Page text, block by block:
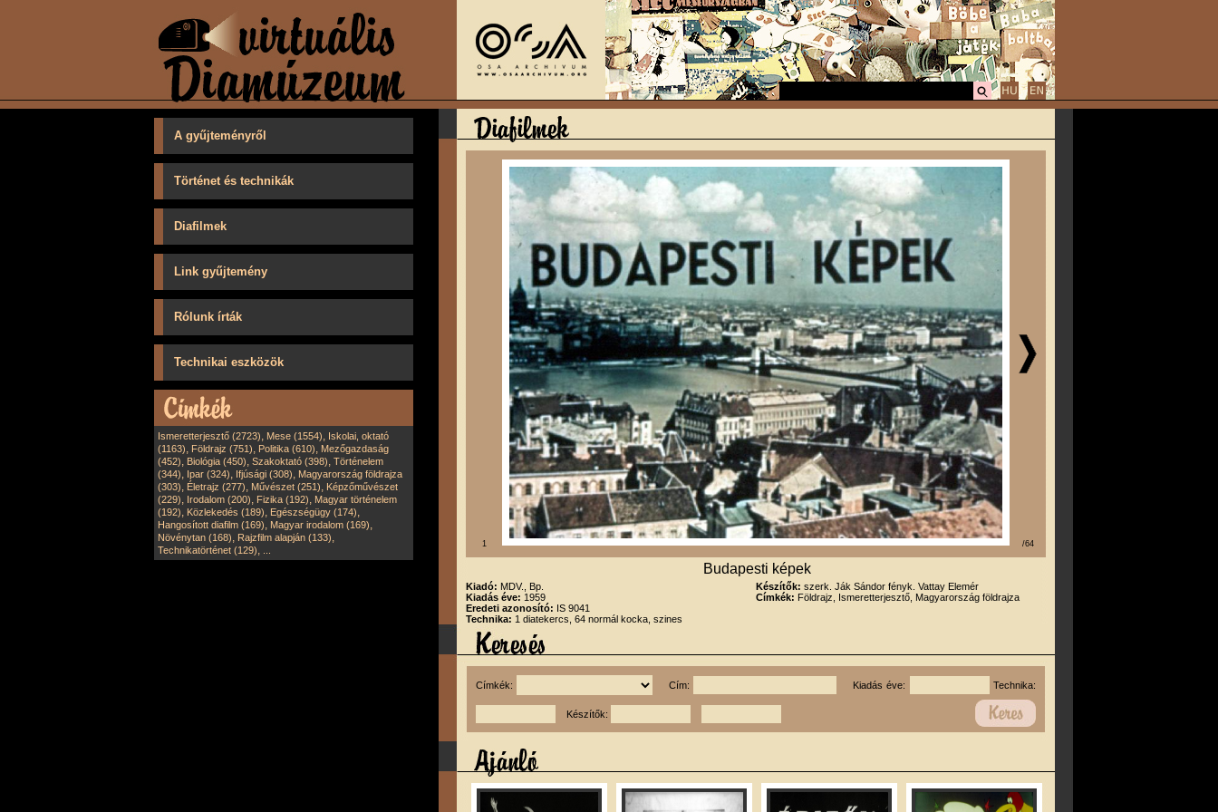
A gyűjteményről
Történet és technikák
Diafilmek
Link gyűjtemény
Rólunk írták
Technikai eszközök
Ismeretterjesztő (2723), Mese (1554), Iskolai, oktató
(1163), Földrajz (751), Politika (610), Mezőgazdaság
(452), Biológia (450), Szakoktató (398), Történelem
(344), Ipar (324), Ifjúsági (308), Magyarország földrajza
(303), Életrajz (277), Művészet (251), Képzőművészet
(229), Irodalom (200), Fizika (192), Magyar történelem
(192), Közlekedés (189), Egészségügy (174),
Hangosított diafilm (169), Magyar irodalom (169),
Növénytan (168), Rajzfilm alapján (133),
Technikatörténet (129), 1 /64
Budapesti képek
Kiadó: MDV., Bp.
Kiadás éve: 1959
Eredeti azonosító: IS 9041
Technika: 1 diatekercs, 64 normál kocka, szines
Készítők: szerk. Ják Sándor fényk. Vattay Elemér
Címkék: Földrajz, Ismeretterjesztő, Magyarország földrajza
Címkék: Cím: Kiadás éve: Technika:
Készítők: